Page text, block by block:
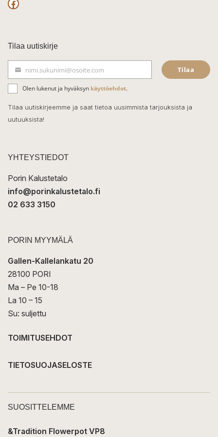
F
c
e
b
o
o
k
Tilaa uutiskirje
ä
h
k
t
nimi.sukunimi@osoite.com Tilaa
Olen lukenut ja hyväksyn käyttöehdot.
Tilaa uutiskirjeemme ja saat tietoa uusimmista tarjouksista ja
uutuuksista!
YHTEYSTIEDOT
Porin Kalustetalo
info@porinkalustetalo.fi
02 633 3150
PORIN MYYMÄLÄ
Gallen-Kallelankatu 20
28100 PORI
Ma – Pe 10-18
La 10 – 15
Su: suljettu
TOIMITUSEHDOT
TIETOSUOJASELOSTE
SUOSITTELEMME
&Tradition Flowerpot VP8